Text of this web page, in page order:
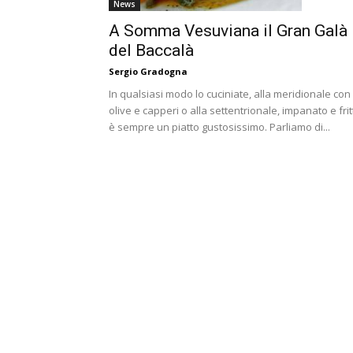
News
A Somma Vesuviana il Gran Galà
del Baccalà
Sergio Gradogna
In qualsiasi modo lo cuciniate, alla meridionale con
olive e capperi o alla settentrionale, impanato e
è sempre un piatto gustosissimo. Parliamo di...